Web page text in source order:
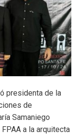
presidenta de la
de
Samaniego
a la arquitecta